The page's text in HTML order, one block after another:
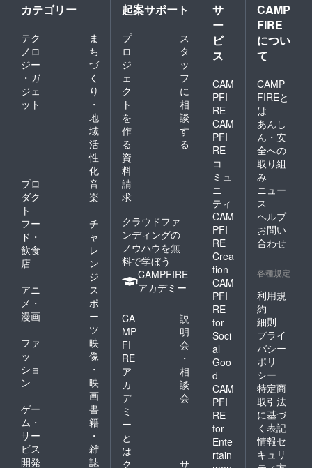
カテゴリー
テク
ノロ
ジー
・ガ
ジェ
ット
ま
ち
づ
く
り
・
地
域
活
性
化
プロ
ダク
ト
音
楽
フー
ド・
飲食
店
チ
ャ
レ
ン
ジ
アニ
メ・
漫画
ス
ポ
ー
ツ
ファ
ッ
ショ
ン
映
像
・
映
画
ゲー
ム・
サー
ビス
開発
書
籍
・
雑
誌
起案サポート
プ
ロ
ジ
ェ
ク
ト
を
作
る
ス
タ
ッ
フ
に
相
談
す
る
資
料
請
求
クラウドファ
ンディングの
ノウハウを無
料で学ぼう
CAMPFIRE
アカデミー
CA
MP
FI
RE
ア
カ
デ
ミ
ー
と
は
説
明
会
・
相
談
会
ク
サ
サ
ー
ビ
ス
CAM
PFI
RE
CAM
PFI
RE
コ
ミュ
ニ
ティ
CAM
PFI
RE
Crea
tion
CAM
PFI
RE
for
Soci
al
Goo
d
CAM
PFI
RE
for
Ente
rtain
CAMP
FIRE
につい
て
CAMP
FIREと
は
あんし
ん・安
全への
取り組
み
ニュー
ス
ヘルプ
お問い
合わせ
各種規定
利用規
約
細則
プライ
バシー
ポリ
シー
特定商
取引法
に基づ
く表記
情報セ
キュリ